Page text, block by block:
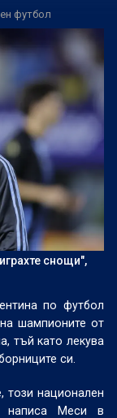
футбол
снощи",
по футбол
шампионите от
тъй като лекува
си.
този национален
написа Меси в